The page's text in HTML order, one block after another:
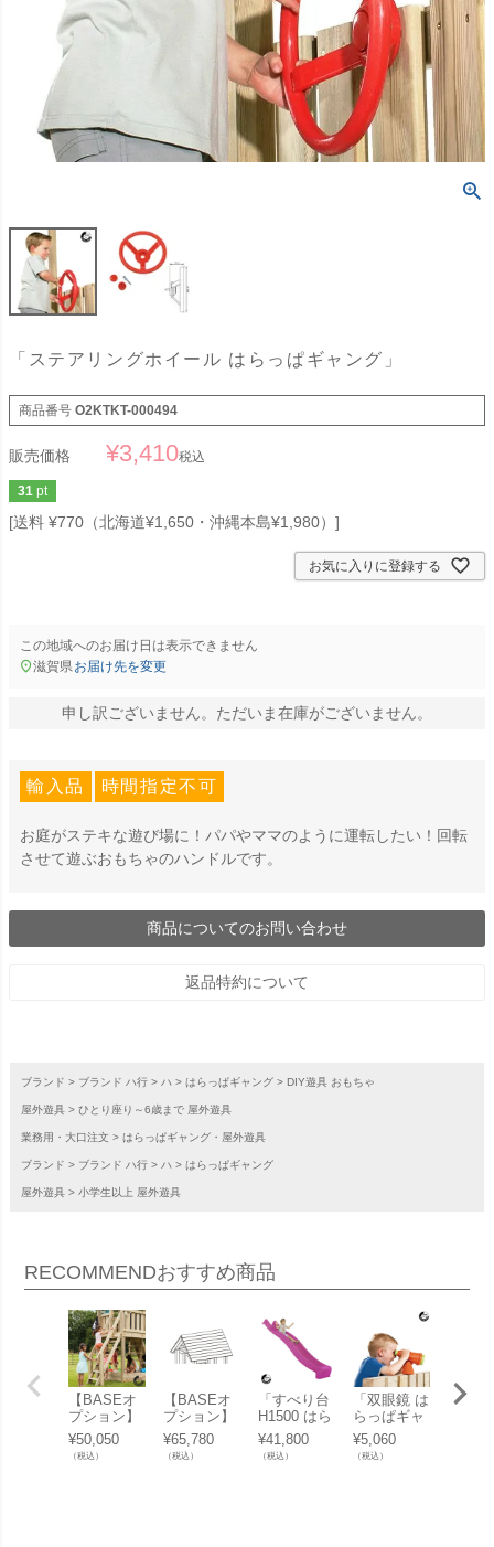
「ステアリングホイール はらっぱギャング」
商品番号 O2KTKT-000494
販売価格 ¥3,410税込
31 pt
送料 ¥770（北海道¥1,650・沖縄本島¥1,980）
お気に入りに登録する
この地域へのお届け日は表示できません
滋賀県 お届け先を変更
申し訳ございません。ただいま在庫がございません。
輸入品 時間指定不可
お庭がステキな遊び場に！パパやママのように運転したい！回転
させて遊ぶおもちゃのハンドルです。
商品についてのお問い合わせ
返品特約について
ブランド ブランド ハ行 ハ はらっぱギャング DIY遊具 おもちゃ
屋外遊具 ひとり座り～6歳まで 屋外遊具
業務用・大口注文 はらっぱギャング・屋外遊具
ブランド ブランド ハ行 ハ はらっぱギャング
屋外遊具 小学生以上 屋外遊具
RECOMMENDおすすめ商品
【BASEオ
プション】
「ステップ
（STEP）
木材（エコ
¥50,050
（税込）
【BASEオ
プション】
「木製屋根
はらっぱギ
ャング」
¥65,780
（税込）
「すべり台
H1500 はら
っぱギャン
グ」
¥41,800
（税込）
「双眼鏡 は
らっぱギャ
ング」
¥5,060
（税込）
「黒